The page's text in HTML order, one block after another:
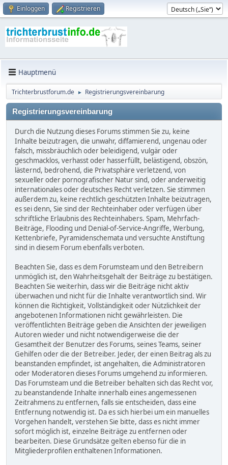
Einloggen Registrieren
Hauptmenü
Trichterbrustforum.de ► Registrierungsvereinbarung
Registrierungsvereinbarung
Durch die Nutzung dieses Forums stimmen Sie zu, keine
Inhalte beizutragen, die unwahr, diffamierend, ungenau oder
falsch, missbräuchlich oder beleidigend, vulgär oder
geschmacklos, verhasst oder hasserfüllt, belästigend, obszön,
lästernd, bedrohend, die Privatsphäre verletzend, von
sexueller oder pornografischer Natur sind, oder anderweitig
internationales oder deutsches Recht verletzen. Sie stimmen
außerdem zu, keine rechtlich geschützten Inhalte beizutragen,
es sei denn, Sie sind der Rechteinhaber oder verfügen über
schriftliche Erlaubnis des Rechteinhabers. Spam, Mehrfach-
Beiträge, Flooding und Denial-of-Service-Angriffe, Werbung,
Kettenbriefe, Pyramidenschemata und versuchte Anstiftung
sind in diesem Forum ebenfalls verboten.
Beachten Sie, dass es dem Forumsteam und den Betreibern
unmöglich ist, den Wahrheitsgehalt der Beiträge zu bestätigen.
Beachten Sie weiterhin, dass wir die Beiträge nicht aktiv
überwachen und nicht für die Inhalte verantwortlich sind. Wir
können die Richtigkeit, Vollständigkeit oder Nützlichkeit der
angebotenen Informationen nicht gewährleisten. Die
veröffentlichten Beiträge geben die Ansichten der jeweiligen
Autoren wieder und nicht notwendigerweise die der
Gesamtheit der Benutzer des Forums, seines Teams, seiner
Gehilfen oder die der Betreiber. Jeder, der einen Beitrag als zu
beanstanden empfindet, ist angehalten, die Administratoren
oder Moderatoren dieses Forums umgehend zu informieren.
Das Forumsteam und die Betreiber behalten sich das Recht vor,
zu beanstandende Inhalte innerhalb eines angemessenen
Zeitrahmens zu entfernen, falls sie entscheiden, dass eine
Entfernung notwendig ist. Da es sich hierbei um ein manuelles
Vorgehen handelt, verstehen Sie bitte, dass es nicht immer
sofort möglich ist, einzelne Beiträge zu entfernen oder
bearbeiten. Diese Grundsätze gelten ebenso für die in
Mitgliederprofilen enthaltenen Informationen.